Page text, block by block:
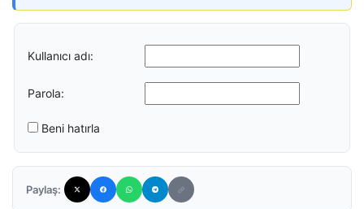
Kullanıcı adı:
Parola:
Beni hatırla
Paylaş: